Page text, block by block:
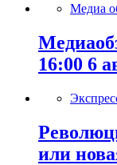
Медиа
16:00 6
или